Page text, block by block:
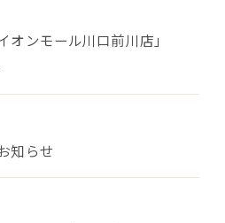
オンモール川口前川店」
知らせ